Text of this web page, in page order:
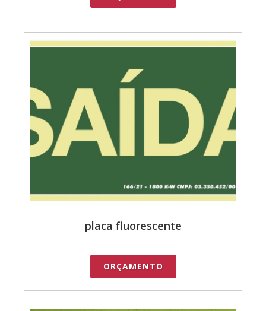
placa fluorescente
ORÇAMENTO